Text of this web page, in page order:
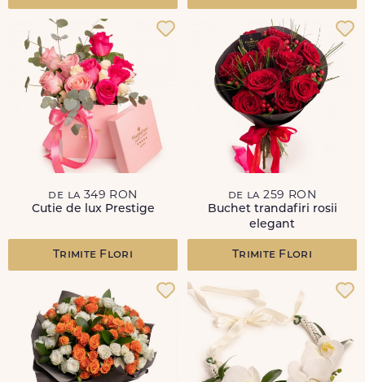
de la 349 RON
Cutie de lux Prestige
Trimite Flori
de la 259 RON
Buchet trandafiri rosii
elegant
Trimite Flori